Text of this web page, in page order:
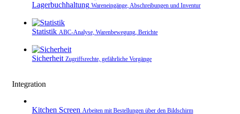
Lagerbuchhaltung Wareneingänge, Abschreibungen und Inventur
Statistik ABC-Analyse, Warenbewegung, Berichte
Sicherheit Zugriffsrechte, gefährliche Vorgänge
Integration
Kitchen Screen Arbeiten mit Bestellungen über den Bildschirm